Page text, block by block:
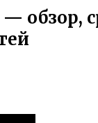
обзор,